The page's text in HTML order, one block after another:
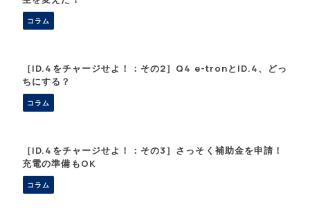
コラム
［ID.4をチャージせよ！：その2］Q4 e-tronとID.4、どっ
ちにする？
コラム
［ID.4をチャージせよ！：その3］さっそく補助金を申請！
充電の準備もOK
コラム